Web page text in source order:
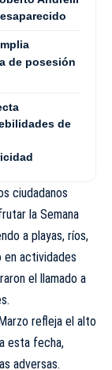
de posesión
de
ciudadanos
la Semana
a playas, ríos,
en actividades
el llamado a
refleja el alto
esta fecha,
adversas.